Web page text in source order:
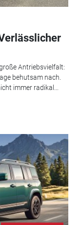
Antriebsvielfalt:
behutsam nach.
immer radikal...